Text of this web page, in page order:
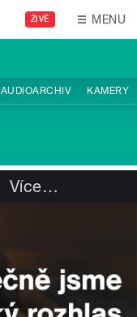
ŽIVĚ MENU
AUDIOARCHIV KAMERY
Více…